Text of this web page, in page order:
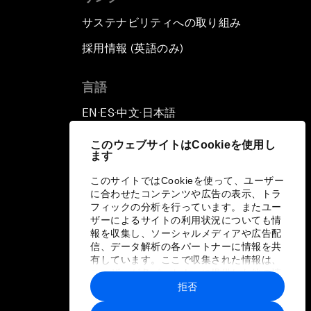
このウェブサイトはCookieを使用し
ます
このサイトではCookieを使って、ユーザー
に合わせたコンテンツや広告の表示、トラ
フィックの分析を行っています。またユー
ザーによるサイトの利用状況についても情
報を収集し、ソーシャルメディアや広告配
信、データ解析の各パートナーに情報を共
有しています。ここで収集された情報は、
ユーザーが各パートナーに提供した他の情
報や各パートナーのサービスを使用した際
に収集された情報と組み合わされ、各パー
拒否
サステナビリティへの取り組み
採用情報 (英語のみ)
言語
EN ▪ ES▪中文▪ 日本語